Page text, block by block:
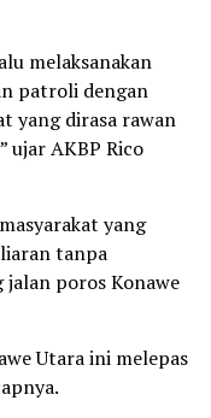
melaksanakan
patroli dengan
yang dirasa rawan
ujar AKBP Rico
yang
tanpa
jalan poros Konawe
Utara ini melepas